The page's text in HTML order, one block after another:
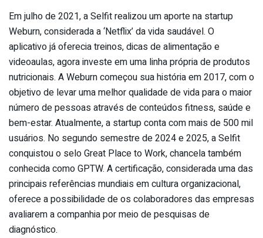
Em julho de 2021, a Selfit realizou um aporte na startup
Weburn, considerada a ‘Netflix’ da vida saudável. O
aplicativo já oferecia treinos, dicas de alimentação e
videoaulas, agora investe em uma linha própria de produtos
nutricionais. A Weburn começou sua história em 2017, com o
objetivo de levar uma melhor qualidade de vida para o maior
número de pessoas através de conteúdos fitness, saúde e
bem-estar. Atualmente, a startup conta com mais de 500 mil
usuários. No segundo semestre de 2024 e 2025, a Selfit
conquistou o selo Great Place to Work, chancela também
conhecida como GPTW. A certificação, considerada uma das
principais referências mundiais em cultura organizacional,
oferece a possibilidade de os colaboradores das empresas
avaliarem a companhia por meio de pesquisas de
diagnóstico.